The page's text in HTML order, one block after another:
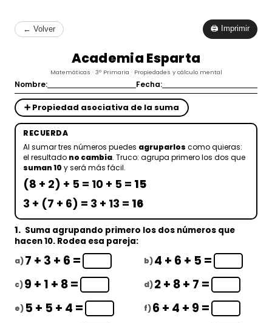
← Volver 🖨 Imprimir
Academia Esparta
Matemáticas · 3º Primaria · Propiedades y cálculo mental
Nombre: Fecha:
➕ Propiedad asociativa de la suma
RECUERDA
Al sumar tres números puedes agruparlos como quieras:
el resultado no cambia. Truco: agrupa primero los dos que
suman 10 y será más fácil.
(8 + 2) + 5 = 10 + 5 = 15
3 + (7 + 6) = 3 + 13 = 16
1. Suma agrupando primero los dos números que
hacen 10. Rodea esa pareja:
a)7 + 3 + 6 = b)4 + 6 + 5 =
c)9 + 1 + 8 = d)2 + 8 + 7 =
e) 5 + 5 + 4 = f)6 + 4 + 9 =